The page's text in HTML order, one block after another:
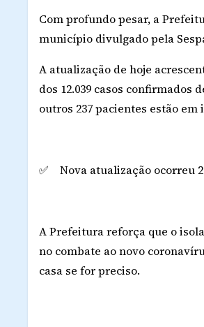
Com profundo pesar, a
município divulgado pela
A atualização de hoje
dos 12.039 casos confirmados
outros 237 pacientes estão
✅ Nova atualização ocorreu
A Prefeitura reforça que o
no combate ao novo
casa se for preciso.